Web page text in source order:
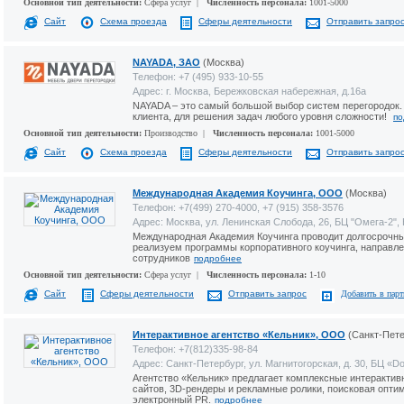
Основной тип деятельности: Сфера услуг | Численность персонала: 1001-5000
Сайт
Схема проезда Сферы деятельности Отправить запрос
NAYADA, ЗАО (Москва)
Телефон: +7 (495) 933-10-55
Адрес: г. Москва, Бережковская набережная, д.16a
NAYADA – это самый большой выбор систем
клиента, для решения задач любого уровня сложности!
Основной тип деятельности: Производство | Численность персонала: 1001-5000
Сайт
Схема проезда Сферы деятельности Отправить запрос
Международная Академия Коучинга, ООО (Москва)
Телефон: +7(499) 270-4000, +7 (915) 358-3576
Адрес: Москва, ул. Ленинская Слобода, 26, БЦ "Омега-2",
Международная Академия Коучинга проводит
реализуем программы корпоративного коучинга,
сотрудников подробнее
Основной тип деятельности: Сфера услуг | Численность персонала: 1-10
Сайт
Сферы деятельности Отправить запрос Добавить в
Интерактивное агентство «Кельник», ООО (Санкт-
Телефон: +7(812)335-98-84
Адрес: Санкт-Петербург, ул. Магнитогорская, д. 30, БЦ
Агентство «Кельник» предлагает комплексные
сайтов, 3D-рендеры и рекламные ролики, поисковая
электронный PR.
подробнее